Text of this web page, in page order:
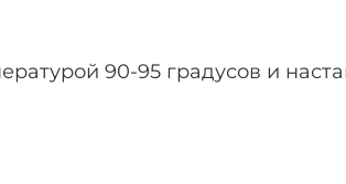
90-95 градусов и